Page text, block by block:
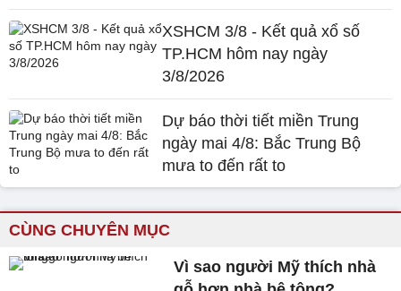
XSHCM 3/8 - Kết quả xổ số
TP.HCM hôm nay ngày
3/8/2026
Dự báo thời tiết miền Trung
ngày mai 4/8: Bắc Trung Bộ
mưa to đến rất to
CÙNG CHUYÊN MỤC
Vì sao người Mỹ thích nhà